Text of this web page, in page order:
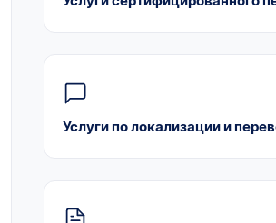
Услуги по локализации и